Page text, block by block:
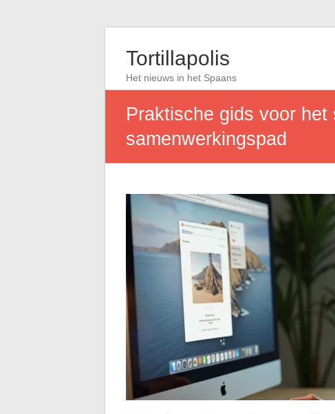
Tortillapolis
Het nieuws in het Spaans
Praktische gids voor
samenwerkingspad